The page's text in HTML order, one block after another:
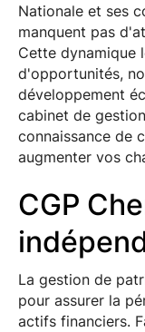
Nationale et ses
manquent pas
Cette dynamique
d'opportunités,
développement
cabinet de
connaissance de
augmenter vos
CGP
La gestion de
pour assurer la
actifs financiers.